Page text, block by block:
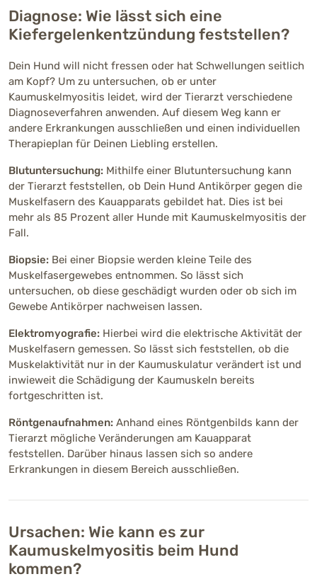
Diagnose: Wie lässt sich eine
Kiefergelenkentzündung feststellen?
Dein Hund will nicht fressen oder hat Schwellungen seitlich
am Kopf? Um zu untersuchen, ob er unter
Kaumuskelmyositis leidet, wird der Tierarzt verschiedene
Diagnoseverfahren anwenden. Auf diesem Weg kann er
andere Erkrankungen ausschließen und einen individuellen
Therapieplan für Deinen Liebling erstellen.
Blutuntersuchung: Mithilfe einer Blutuntersuchung kann
der Tierarzt feststellen, ob Dein Hund Antikörper gegen die
Muskelfasern des Kauapparats gebildet hat. Dies ist bei
mehr als 85 Prozent aller Hunde mit Kaumuskelmyositis der
Fall.
Biopsie: Bei einer Biopsie werden kleine Teile des
Muskelfasergewebes entnommen. So lässt sich
untersuchen, ob diese geschädigt wurden oder ob sich im
Gewebe Antikörper nachweisen lassen.
Elektromyografie: Hierbei wird die elektrische Aktivität der
Muskelfasern gemessen. So lässt sich feststellen, ob die
Muskelaktivität nur in der Kaumuskulatur verändert ist und
inwieweit die Schädigung der Kaumuskeln bereits
fortgeschritten ist.
Röntgenaufnahmen: Anhand eines Röntgenbilds kann der
Tierarzt mögliche Veränderungen am Kauapparat
feststellen. Darüber hinaus lassen sich so andere
Erkrankungen in diesem Bereich ausschließen.
Ursachen: Wie kann es zur
Kaumuskelmyositis beim Hund
kommen?